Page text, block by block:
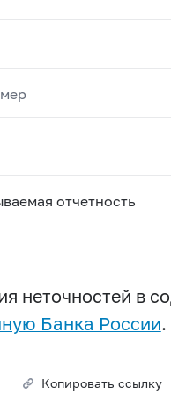
отчетность
неточностей в
Банка России.
Копировать ссылку